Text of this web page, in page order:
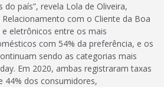
país”, revela Lola de Oliveira,
com o Cliente da Boa
eletrônicos entre os mais
com 54% da preferência, e os
sendo as categorias mais
Em 2020, ambas registraram taxas
44% dos consumidores,